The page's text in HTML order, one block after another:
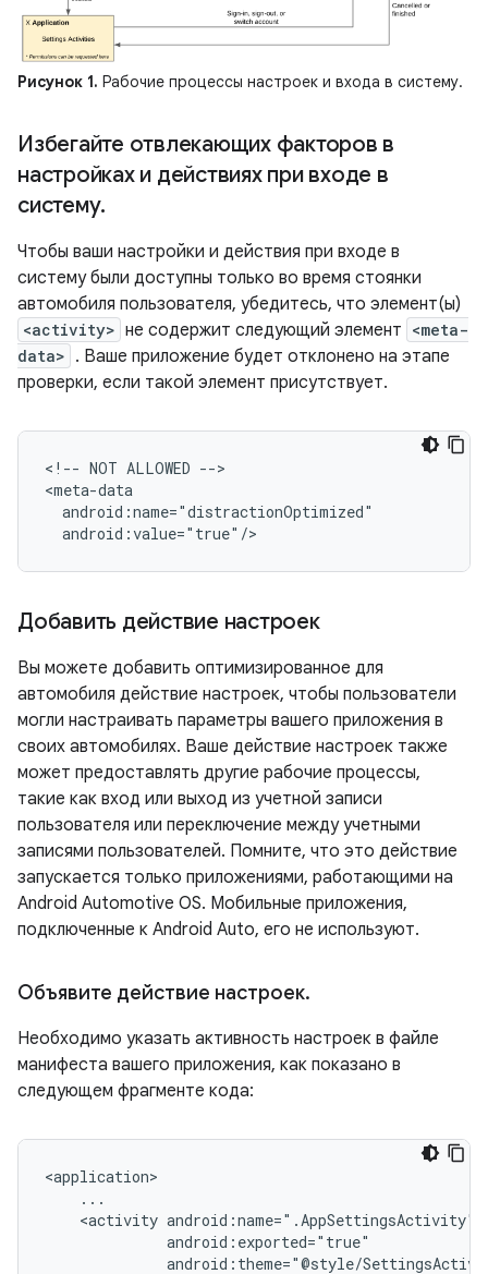
Рисунок 1. Рабочие процессы настроек и входа в систему.
Избегайте отвлекающих факторов в
настройках и действиях при входе в
систему.
Чтобы ваши настройки и действия при входе в
систему были доступны только во время стоянки
автомобиля пользователя, убедитесь, что элемент(ы)
<activity> не содержит следующий элемент <meta-
data> . Ваше приложение будет отклонено на этапе
проверки, если такой элемент присутствует.
<!-- NOT ALLOWED -->
Добавить действие настроек
Вы можете добавить оптимизированное для
автомобиля действие настроек, чтобы пользователи
могли настраивать параметры вашего приложения в
своих автомобилях. Ваше действие настроек также
может предоставлять другие рабочие процессы,
такие как вход или выход из учетной записи
пользователя или переключение между учетными
записями пользователей. Помните, что это действие
запускается только приложениями, работающими на
Android Automotive OS. Мобильные приложения,
подключенные к Android Auto, его не используют.
Объявите действие настроек.
Необходимо указать активность настроек в файле
манифеста вашего приложения, как показано в
следующем фрагменте кода:
<activity